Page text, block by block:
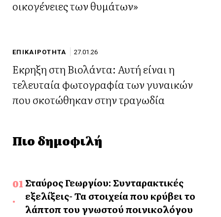
οικογένειες των θυμάτων»
ΕΠΙΚΑΙΡΟΤΗΤΑ 27.01.26
Έκρηξη στη Βιολάντα: Αυτή είναι η
τελευταία φωτογραφία των γυναικών
που σκοτώθηκαν στην τραγωδία
Πιο δημοφιλή
Σταύρος Γεωργίου: Συνταρακτικές
εξελίξεις- Τα στοιχεία που κρύβει το
λάπτοπ του γνωστού ποινικολόγου